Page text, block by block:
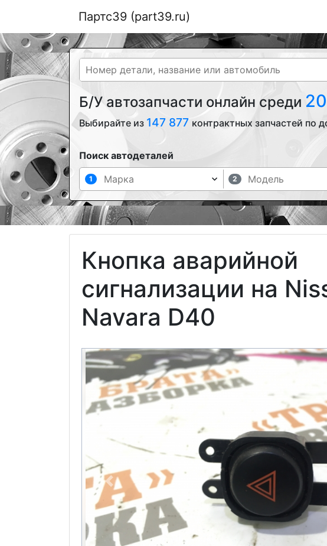
Партс39 (part39.ru)
Б/У автозапчасти онлайн среди 20
Выбирайте из 147 877 контрактных запчастей по
Поиск автодеталей
1 2
Кнопка аварийной
сигнализации на
Navara D40
Previous